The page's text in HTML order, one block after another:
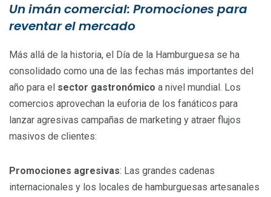
Un imán comercial: Promociones para
reventar el mercado
Más allá de la historia, el Día de la Hamburguesa se ha
consolidado como una de las fechas más importantes del
año para el sector gastronómico a nivel mundial. Los
comercios aprovechan la euforia de los fanáticos para
lanzar agresivas campañas de marketing y atraer flujos
masivos de clientes:
Promociones agresivas: Las grandes cadenas
internacionales y los locales de hamburguesas artesanales